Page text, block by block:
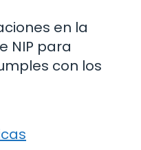
en la
NIP para
con los